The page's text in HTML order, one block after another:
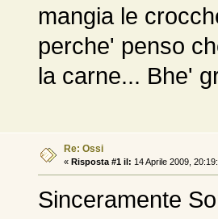
mangia le
perche' penso
la carne... Bhe'
Re: Ossi
« Risposta #1 il: 14 Aprile 2009,
Sinceramente